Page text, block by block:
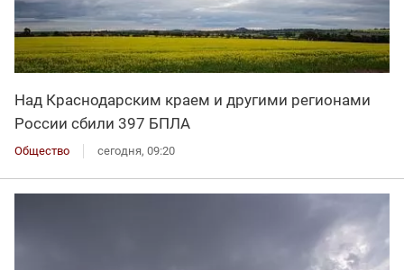
Над Краснодарским краем и другими регионами
России сбили 397 БПЛА
Общество сегодня, 09:20